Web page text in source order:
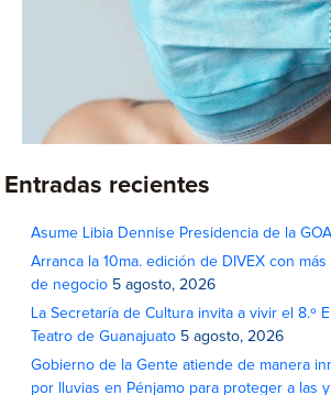
Entradas recientes
Asume Libia Dennise Presidencia de la
Arranca la 10ma. edición de DIVEX con
de negocio 5 agosto, 2026
La Secretaría de Cultura invita a vivir el 8.º
Teatro de Guanajuato 5 agosto, 2026
Gobierno de la Gente atiende de manera
por lluvias en Pénjamo para proteger a las